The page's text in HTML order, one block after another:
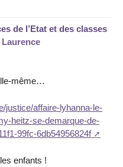
de l’Etat et des classes
Laurence
même…
justice/affaire-lyhanna-le-
heitz-se-demarque-de-
99fc-6db54956824f
enfants !